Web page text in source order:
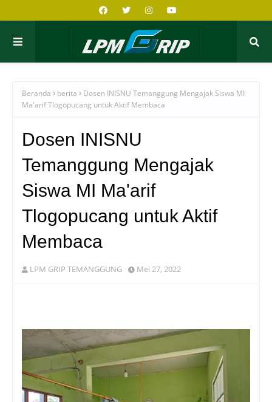
Beranda berita
Dosen INISNU Temanggung Mengajak Siswa MI
Ma'arif Tlogopucang untuk Aktif Membaca
Dosen INISNU
Temanggung Mengajak
Siswa MI Ma'arif
Tlogopucang untuk Aktif
Membaca
LPM GRIP TEMANGGUNG Mei 27, 2022